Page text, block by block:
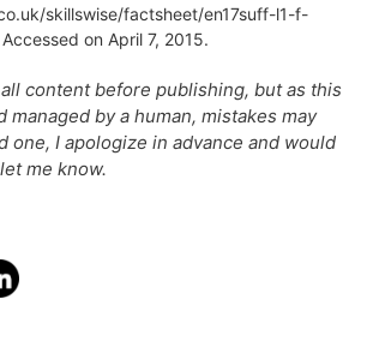
skillswise/factsheet/en17suff-l1-f-
on April 7, 2015.
content before publishing, but as this
managed by a human, mistakes may
one, I apologize in advance and would
me know.